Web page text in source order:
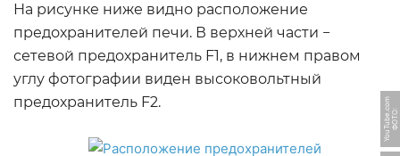
На рисунке ниже видно расположение
предохранителей печи. В верхней части −
сетевой предохранитель F1, в нижнем правом
углу фотографии виден высоковольтный
предохранитель F2.
Ф
О
Т
О:
Y
o
u
T
u
b
e.
c
o
m